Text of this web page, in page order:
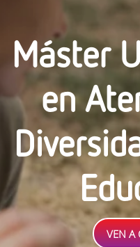
Máster
en
VEN A